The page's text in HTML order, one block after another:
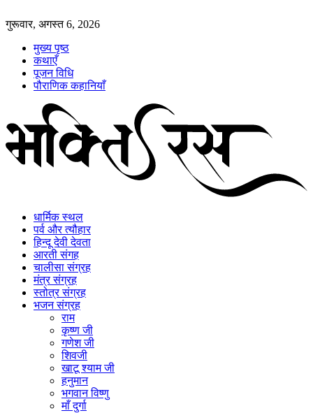
गुरूवार, अगस्त 6, 2026
मुख्य पृष्ठ
कथाएँ
पूजन विधि
पौराणिक कहानियाँ
धार्मिक स्थल
पर्व और त्यौहार
हिन्दू देवी देवता
आरती संगह
चालीसा संग्रह
मंत्र संग्रह
स्तोत्र संग्रह
भजन संग्रह
राम
कृष्ण जी
गणेश जी
शिवजी
खाटू श्याम जी
हनुमान
भगवान विष्णु
माँ दुर्गा